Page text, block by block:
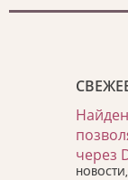
через
НОВОСТИ,